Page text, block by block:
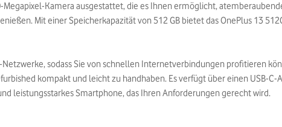
Megapixel-Kamera ausgestattet, die es Ihnen ermöglicht,
Mit einer Speicherkapazität von 512 GB bietet das OnePlus 13
sodass Sie von schnellen Internetverbindungen profitieren
kompakt und leicht zu handhaben. Es verfügt über einen USB-
leistungsstarkes Smartphone, das Ihren Anforderungen gerecht wird.